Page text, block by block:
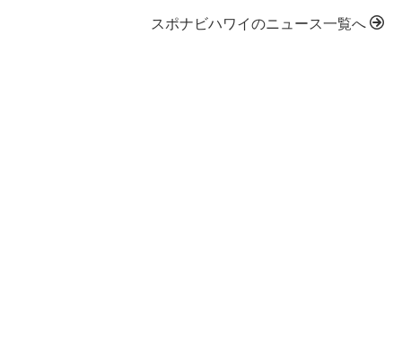
スポナビハワイのニュース一覧へ